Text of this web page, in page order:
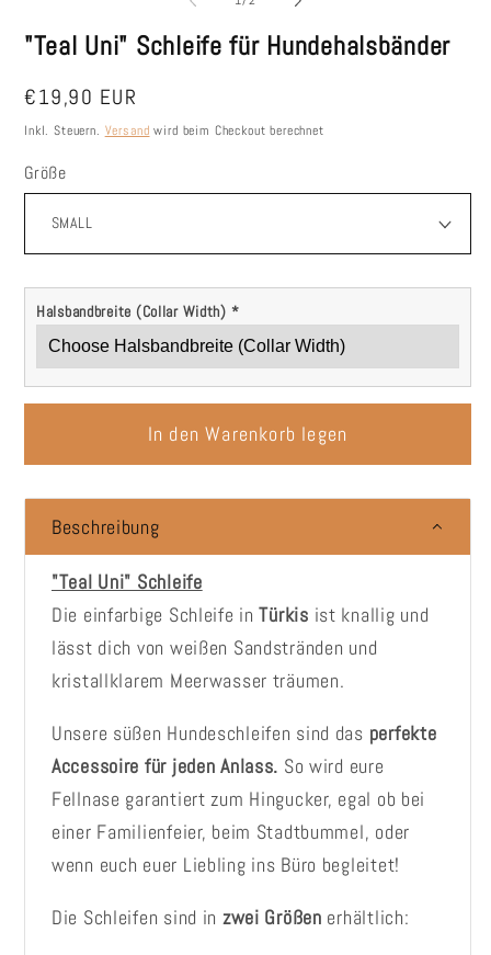
"Teal Uni" Schleife für Hundehalsbänder
Normaler
Preis
€19,90 EUR
Inkl. Steuern. Versand wird beim Checkout berechnet
Größe
Halsbandbreite (Collar Width) *
In den Warenkorb legen
Beschreibung
"Teal Uni" Schleife
Die einfarbige Schleife in Türkis ist knallig und
lässt dich von weißen Sandstränden und
kristallklarem Meerwasser träumen.
Unsere süßen Hundeschleifen sind das perfekte
Accessoire für jeden Anlass. So wird eure
Fellnase garantiert zum Hingucker, egal ob bei
einer Familienfeier, beim Stadtbummel, oder
wenn euch euer Liebling ins Büro begleitet!
Die Schleifen sind in zwei Größen erhältlich: